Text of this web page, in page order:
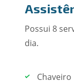
Possui 8
dia.